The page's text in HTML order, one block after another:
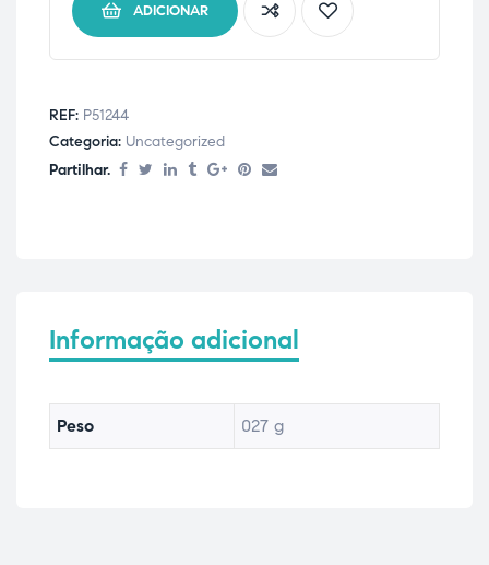
ADICIONAR
REF: P51244
Categoria: Uncategorized
Partilhar.
Informação adicional
Peso 027 g